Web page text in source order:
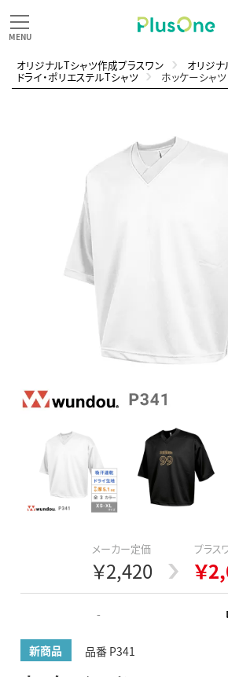
オリジナルTシャツ作成プラスワン オリジ
ドライ・ポリエステルTシャツ ホッケーシャツ
メーカー定価
￥2,420
プラス
￥
-
新商品 品番 P341